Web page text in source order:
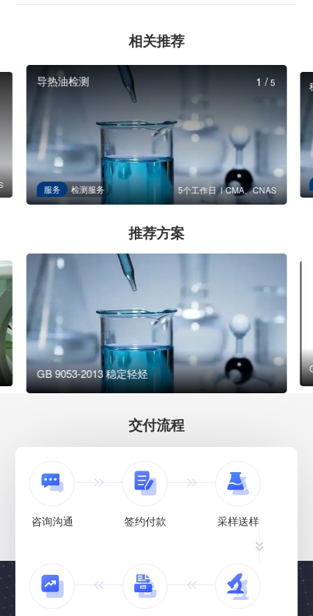
相关推荐
导热油检测
服务 检测服务 5个工作日 CMA、CNAS
1 /5
推荐方案
GB 9053-2013 稳定轻烃
交付流程
咨询沟通 签约付款 采样送样